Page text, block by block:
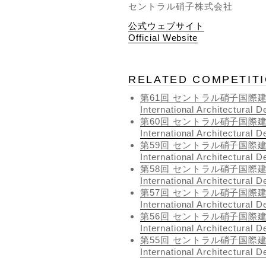
セントラル硝子株式会社
公式ウェブサイト
Official Website
RELATED
第61回 セントラル硝子国際
International Architectural
第60回 セントラル硝子国際
International Architectural
第59回 セントラル硝子国際
International Architectural
第58回 セントラル硝子国際
International Architectural
第57回 セントラル硝子国際
International Architectural
第56回 セントラル硝子国際
International Architectural
第55回 セントラル硝子国際
International Architectural